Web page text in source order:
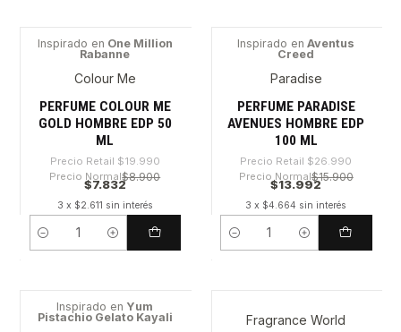
Inspirado en One Million
Rabanne
Colour Me
PERFUME COLOUR ME
GOLD HOMBRE EDP 50
ML
Precio Retail $19.990
Precio Normal$8.900
$7.832
3 x $2.611 sin interés
Cantidad
Inspirado en Aventus
Creed
Paradise
PERFUME PARADISE
AVENUES HOMBRE EDP
100 ML
Precio Retail $26.990
Precio Normal$15.900
$13.992
3 x $4.664 sin interés
Cantidad
-61%
Inspirado en Yum
Pistachio Gelato Kayali
-24%
Fragrance World